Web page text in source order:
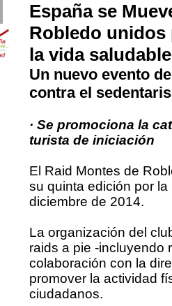
España se
Robledo
la vida saludable
Un nuevo evento
contra el
· Se promociona la
turista de iniciación
El Raid Montes de
su quinta edición por
diciembre de 2014.
La organización del
raids a pie -incluyendo
colaboración con la
promover la actividad
ciudadanos.